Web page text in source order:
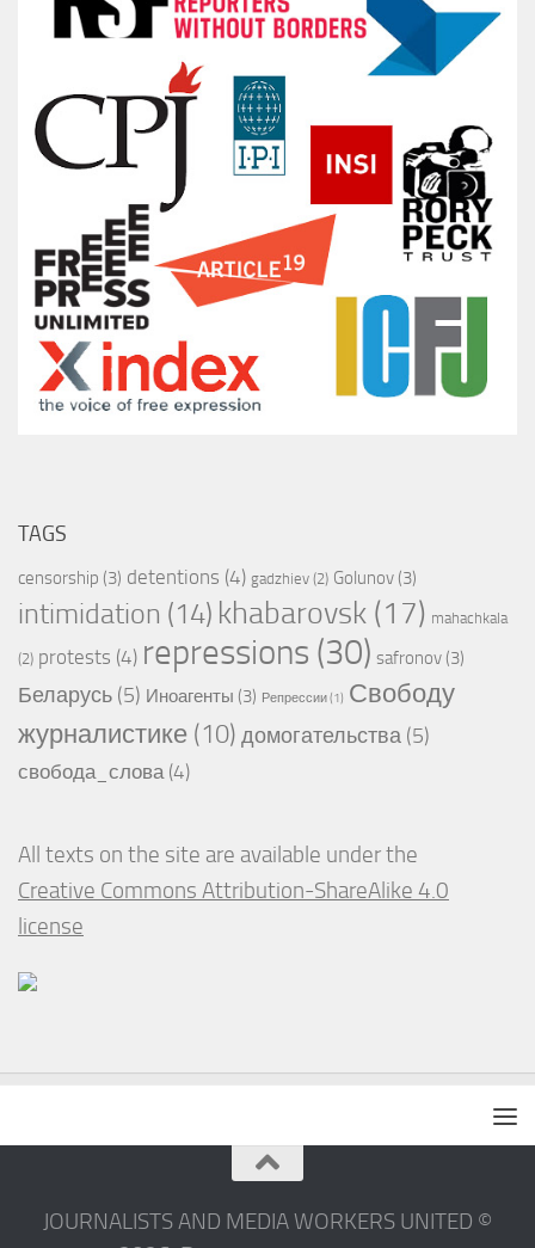
TAGS
censorship (3) detentions (4) gadzhiev(2) Golunov (3)
intimidation (14) khabarovsk (17) mahachkala
(2) protests (4) repressions (30) safronov (3)
Беларусь (5) Иноагенты (3) Репрессии(1) Свободу
журналистике (10) домогательства (5)
свобода_слова (4)
All texts on the site are available under the
Creative Commons Attribution-ShareAlike 4.0
license
JOURNALISTS AND MEDIA WORKERS UNITED ©